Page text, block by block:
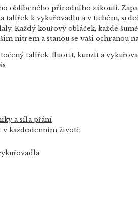
oblíbeného přírodního zákoutí.
talířek k vykuřovadlu a v tichém,
Každý kouřový obláček, každé
nitrem a stanou se vaši ochranou
talířek, fluorit, kunzit a
a síla přání
v každodenním životě